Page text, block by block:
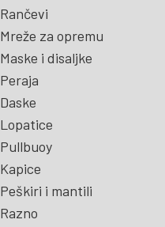
Rančevi
Mreže za opremu
Maske i disaljke
Peraja
Daske
Lopatice
Pullbuoy
Kapice
Peškiri i mantili
Razno